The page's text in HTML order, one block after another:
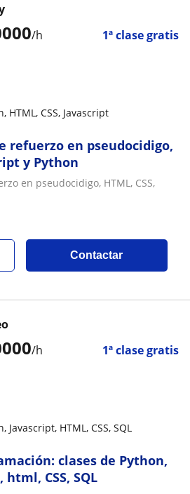
/h 1ª clase gratis
HTML, CSS, Javascript
refuerzo en pseudocidigo,
y Python
en pseudocidigo, HTML, CSS,
Contactar
/h 1ª clase gratis
HTML, CSS, SQL
clases de Python,
CSS, SQL